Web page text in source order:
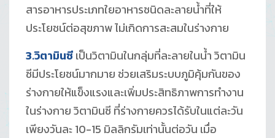
สารอาหารประเภทใยอาหารชนิดละลายน้ำที่ให้
ประโยชน์ต่อสุขภาพ ไม่เกิดการสะสมในร่างกาย
3.วิตามินซีเป็นวิตามินในกลุ่มที่ละลายในน้ำ วิตามิน
ซีมีประโยชน์มากมาย ช่วยเสริมระบบภูมิคุ้มกันของ
ร่างกายให้แข็งแรงและเพิ่มประสิทธิภาพการทำงาน
ในร่างกาย วิตามินซี ที่ร่างกายควรได้รับในแต่ละวัน
เพียงวันละ 10-15 มิลลิกรัมเท่านั้นต่อวัน เมื่อ